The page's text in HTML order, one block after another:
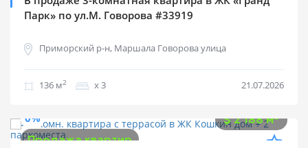
Парк» по ул.М. Говорова #33919
Приморский р-н, Маршала Говорова улица
136 м2 х 3 21.07.2026
0%
$2 188 м2
Продажа квартир